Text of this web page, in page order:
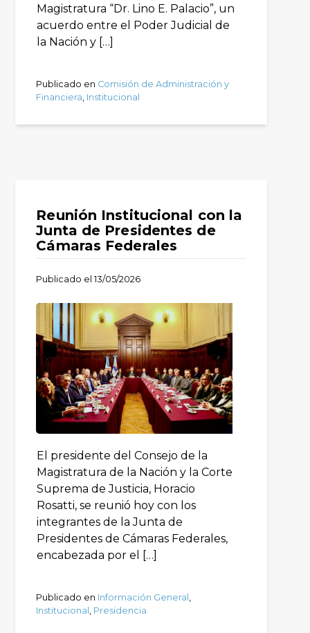
Magistratura “Dr. Lino E. Palacio”, un
acuerdo entre el Poder Judicial de
la Nación y […]
Publicado en Comisión de Administración y
Financiera, Institucional
Reunión Institucional con la
Junta de Presidentes de
Cámaras Federales
Publicado el13/05/2026
El presidente del Consejo de la
Magistratura de la Nación y la Corte
Suprema de Justicia, Horacio
Rosatti, se reunió hoy con los
integrantes de la Junta de
Presidentes de Cámaras Federales,
encabezada por el […]
Publicado en Información General ,
Institucional , Presidencia